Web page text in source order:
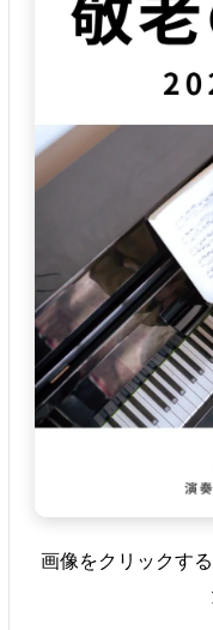
画像をクリックす